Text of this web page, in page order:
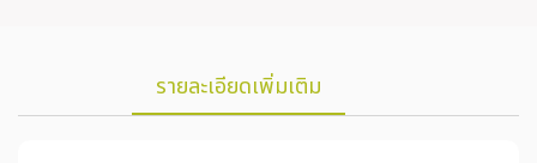
รายละเอียดเพิ่มเติม